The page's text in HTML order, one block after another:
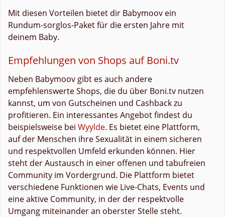
Mit diesen Vorteilen bietet dir Babymoov ein
Rundum-sorglos-Paket für die ersten Jahre mit
deinem Baby.
Empfehlungen von Shops auf Boni.tv
Neben Babymoov gibt es auch andere
empfehlenswerte Shops, die du über Boni.tv nutzen
kannst, um von Gutscheinen und Cashback zu
profitieren. Ein interessantes Angebot findest du
beispielsweise bei Wyylde. Es bietet eine Plattform,
auf der Menschen ihre Sexualität in einem sicheren
und respektvollen Umfeld erkunden können. Hier
steht der Austausch in einer offenen und tabufreien
Community im Vordergrund. Die Plattform bietet
verschiedene Funktionen wie Live-Chats, Events und
eine aktive Community, in der der respektvolle
Umgang miteinander an oberster Stelle steht.